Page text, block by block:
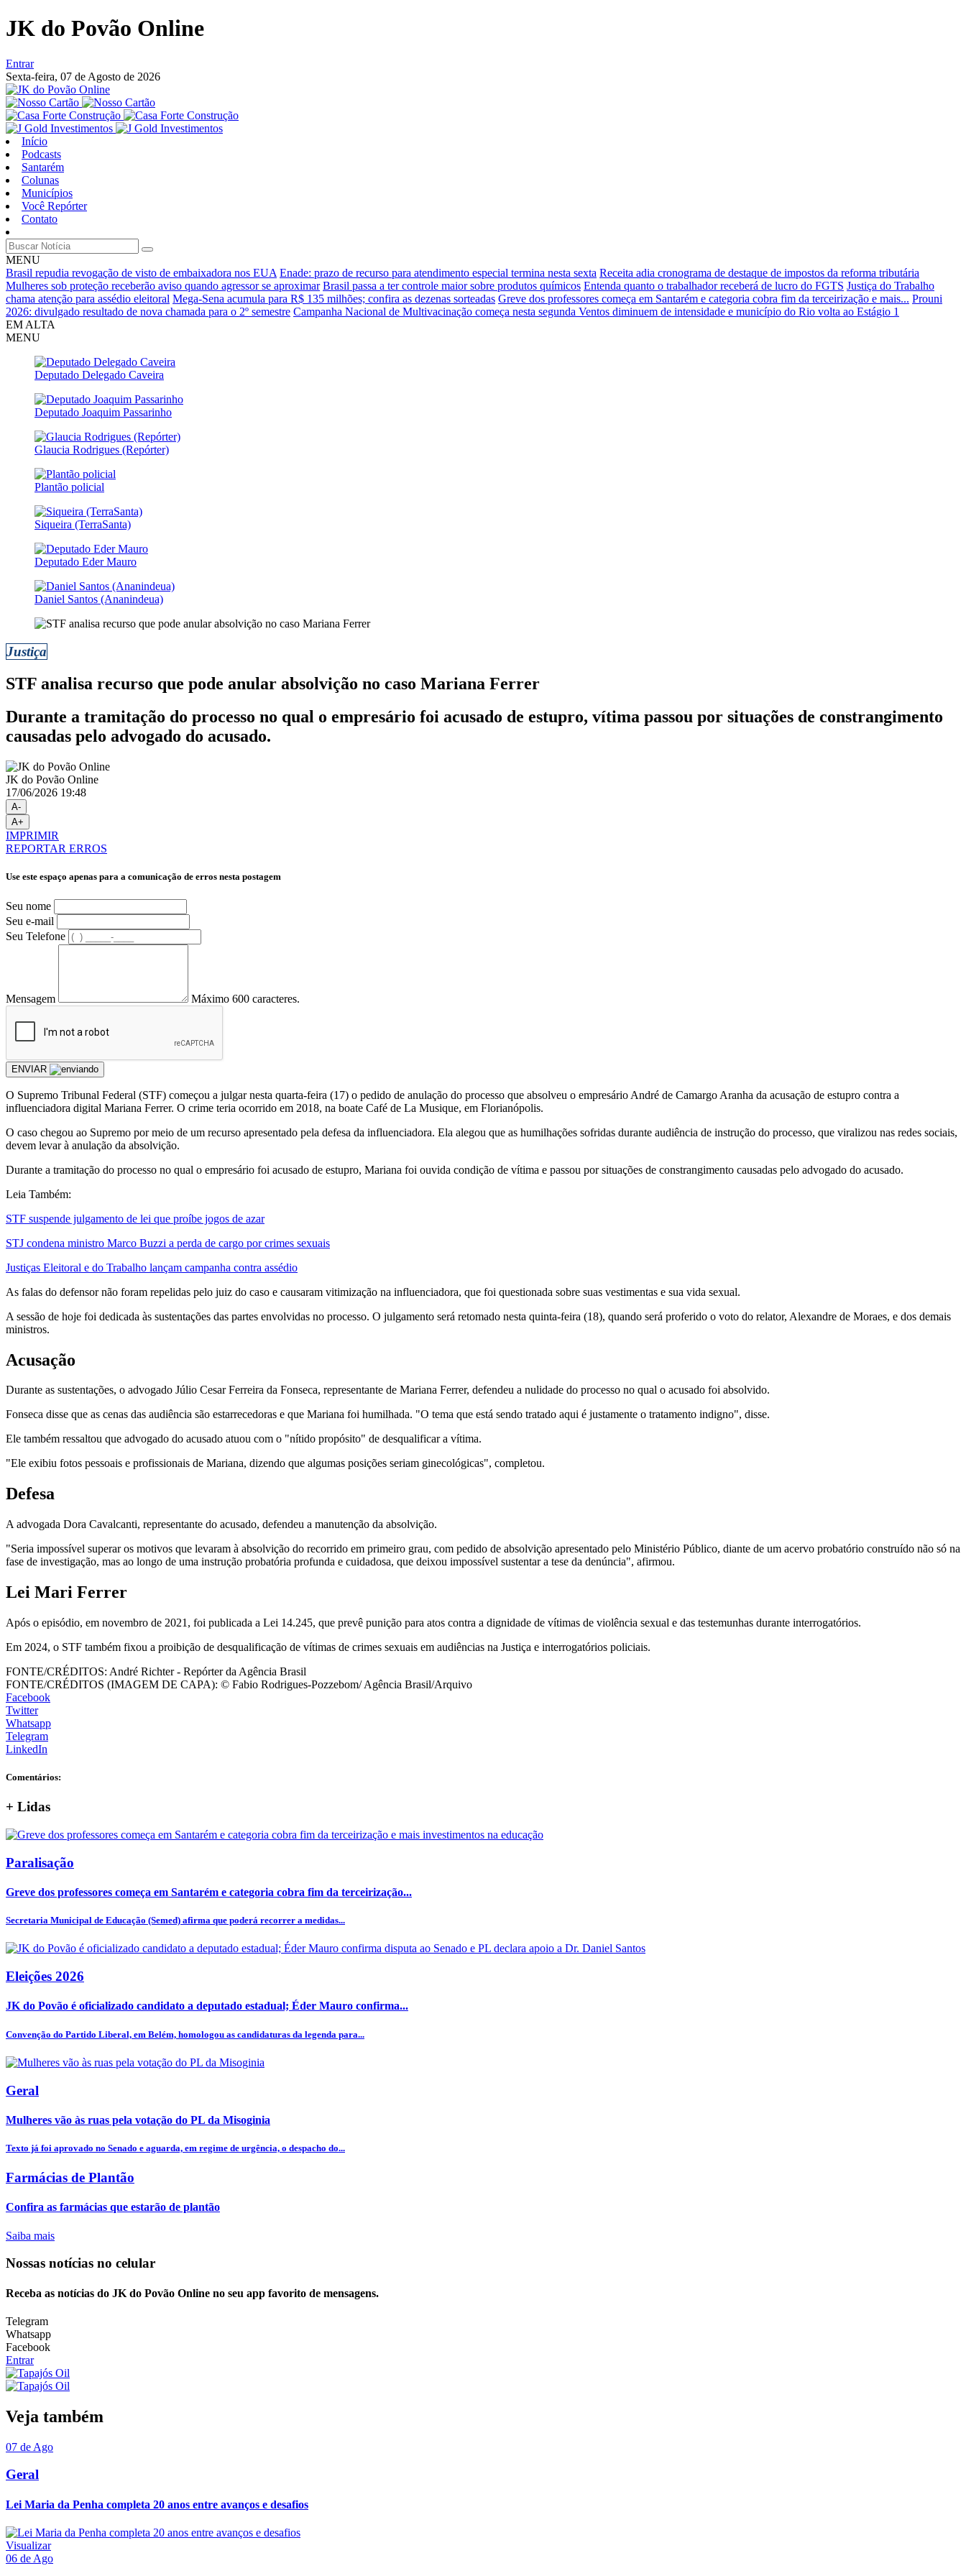
JK do Povão Online
Entrar
Sexta-feira, 07 de Agosto de 2026
Início
Podcasts
Santarém
Colunas
Municípios
Você Repórter
Contato
MENU
Brasil repudia revogação de visto de embaixadora nos EUA Enade: prazo de recurso para atendimento especial termina nesta sexta Receita adia cronograma de destaque de impostos da reforma tributária
Mulheres sob proteção receberão aviso quando agressor se aproximar Brasil passa a ter controle maior sobre produtos químicos Entenda quanto o trabalhador receberá de lucro do FGTS Justiça do Trabalho
chama atenção para assédio eleitoral Mega-Sena acumula para R$ 135 milhões; confira as dezenas sorteadas Greve dos professores começa em Santarém e categoria cobra fim da terceirização e mais... Prouni
2026: divulgado resultado de nova chamada para o 2º semestre Campanha Nacional de Multivacinação começa nesta segunda Ventos diminuem de intensidade e município do Rio volta ao Estágio 1
EM ALTA
MENU
Deputado Delegado Caveira
Deputado Joaquim Passarinho
Glaucia Rodrigues (Repórter)
Plantão policial
Siqueira (TerraSanta)
Deputado Eder Mauro
Daniel Santos (Ananindeua)
Justiça
STF analisa recurso que pode anular absolvição no caso Mariana Ferrer
Durante a tramitação do processo no qual o empresário foi acusado de estupro, vítima passou por situações de constrangimento
causadas pelo advogado do acusado.
JK do Povão Online
17/06/2026 19:48
A-
A+
IMPRIMIR
REPORTAR ERROS
Use este espaço apenas para a comunicação de erros nesta postagem
Seu nome
Seu e-mail
Seu Telefone
Mensagem Máximo 600 caracteres.
ENVIAR
O Supremo Tribunal Federal (STF) começou a julgar nesta quarta-feira (17) o pedido de anulação do processo que absolveu o empresário André de Camargo Aranha da acusação de estupro contra a
influenciadora digital Mariana Ferrer. O crime teria ocorrido em 2018, na boate Café de La Musique, em Florianópolis.
O caso chegou ao Supremo por meio de um recurso apresentado pela defesa da influenciadora. Ela alegou que as humilhações sofridas durante audiência de instrução do processo, que viralizou nas redes sociais,
devem levar à anulação da absolvição.
Durante a tramitação do processo no qual o empresário foi acusado de estupro, Mariana foi ouvida condição de vítima e passou por situações de constrangimento causadas pelo advogado do acusado.
Leia Também:
STF suspende julgamento de lei que proíbe jogos de azar
STJ condena ministro Marco Buzzi a perda de cargo por crimes sexuais
Justiças Eleitoral e do Trabalho lançam campanha contra assédio
As falas do defensor não foram repelidas pelo juiz do caso e causaram vitimização na influenciadora, que foi questionada sobre suas vestimentas e sua vida sexual.
A sessão de hoje foi dedicada às sustentações das partes envolvidas no processo. O julgamento será retomado nesta quinta-feira (18), quando será proferido o voto do relator, Alexandre de Moraes, e dos demais
ministros.
Acusação
Durante as sustentações, o advogado Júlio Cesar Ferreira da Fonseca, representante de Mariana Ferrer, defendeu a nulidade do processo no qual o acusado foi absolvido.
Fonseca disse que as cenas das audiência são estarrecedoras e que Mariana foi humilhada. "O tema que está sendo tratado aqui é justamente o tratamento indigno", disse.
Ele também ressaltou que advogado do acusado atuou com o "nítido propósito" de desqualificar a vítima.
"Ele exibiu fotos pessoais e profissionais de Mariana, dizendo que algumas posições seriam ginecológicas", completou.
Defesa
A advogada Dora Cavalcanti, representante do acusado, defendeu a manutenção da absolvição.
"Seria impossível superar os motivos que levaram à absolvição do recorrido em primeiro grau, com pedido de absolvição apresentado pelo Ministério Público, diante de um acervo probatório construído não só na
fase de investigação, mas ao longo de uma instrução probatória profunda e cuidadosa, que deixou impossível sustentar a tese da denúncia", afirmou.
Lei Mari Ferrer
Após o episódio, em novembro de 2021, foi publicada a Lei 14.245, que prevê punição para atos contra a dignidade de vítimas de violência sexual e das testemunhas durante interrogatórios.
Em 2024, o STF também fixou a proibição de desqualificação de vítimas de crimes sexuais em audiências na Justiça e interrogatórios policiais.
FONTE/CRÉDITOS: André Richter - Repórter da Agência Brasil
FONTE/CRÉDITOS (IMAGEM DE CAPA): © Fabio Rodrigues-Pozzebom/ Agência Brasil/Arquivo
Facebook
Twitter
Whatsapp
Telegram
LinkedIn
Comentários:
+ Lidas
Paralisação
Greve dos professores começa em Santarém e categoria cobra fim da terceirização...
Secretaria Municipal de Educação (Semed) afirma que poderá recorrer a medidas...
Eleições 2026
JK do Povão é oficializado candidato a deputado estadual; Éder Mauro confirma...
Convenção do Partido Liberal, em Belém, homologou as candidaturas da legenda para...
Geral
Mulheres vão às ruas pela votação do PL da Misoginia
Texto já foi aprovado no Senado e aguarda, em regime de urgência, o despacho do...
Farmácias de Plantão
Confira as farmácias que estarão de plantão
Saiba mais
Nossas notícias no celular
Receba as notícias do JK do Povão Online no seu app favorito de mensagens.
Telegram
Whatsapp
Facebook
Entrar
Veja também
07 de Ago
Geral
Lei Maria da Penha completa 20 anos entre avanços e desafios
Visualizar
06 de Ago